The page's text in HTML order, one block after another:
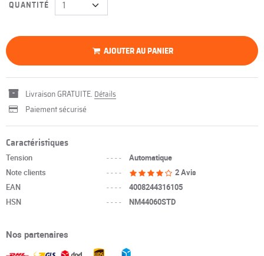
QUANTITÉ
AJOUTER AU PANIER
Livraison GRATUITE. Détails
Paiement sécurisé
Caractéristiques
Tension ----
Automatique
Note clients
----
2 Avis
EAN
----
4008244316105
HSN
---- NM44060STD
Nos partenaires